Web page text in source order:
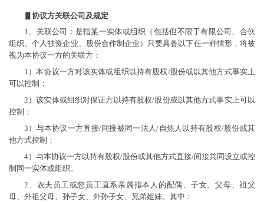
▋协议方关联公司及规定
1、关联公司：是指某一实体或组织（包括但不限于有限公司、合伙
组织、个人独资企业、股份合作制企业）只要具备以下任一种情形，将被
视为本协议一方的关联方：
1）本协议一方对该实体或组织以持有股权/股份或以其他方式事实上
可以控制；
2）该实体或组织对保证方以持有股权/股份或以其他方式事实上可以
控制；
3）与本协议一方直接/间接被同一法人/自然人以持有股权/股份或其
他方式控制；
4）与本协议一方以持有股权/股份或其他方式直接/间接共同设立或控
制同一实体或组织。
2、农夫员工或您员工直系亲属指本人的配偶、子女、父母、祖父
母、外祖父母、孙子女、外孙子女、兄弟姐妹。其中：